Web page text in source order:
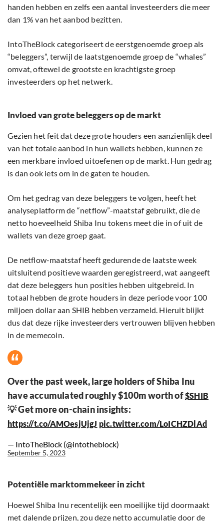
handen hebben en zelfs een aantal investeerders die meer
dan 1% van het aanbod bezitten.
IntoTheBlock categoriseert de eerstgenoemde groep als
“beleggers”, terwijl de laatstgenoemde groep de “whales”
omvat, oftewel de grootste en krachtigste groep
investeerders op het netwerk.
Invloed van grote beleggers op de markt
Gezien het feit dat deze grote houders een aanzienlijk deel
van het totale aanbod in hun wallets hebben, kunnen ze
een merkbare invloed uitoefenen op de markt. Hun gedrag
is dan ook iets om in de gaten te houden.
Om het gedrag van deze beleggers te volgen, heeft het
analyseplatform de “netflow”-maatstaf gebruikt, die de
netto hoeveelheid Shiba Inu tokens meet die in of uit de
wallets van deze groep gaat.
De netflow-maatstaf heeft gedurende de laatste week
uitsluitend positieve waarden geregistreerd, wat aangeeft
dat deze beleggers hun posities hebben uitgebreid. In
totaal hebben de grote houders in deze periode voor 100
miljoen dollar aan SHIB hebben verzameld. Hieruit blijkt
dus dat deze rijke investeerders vertrouwen blijven hebben
in de memecoin.
Over the past week, large holders of Shiba Inu
have accumulated roughly $100m worth of$SHIB
💡 Get more on-chain insights:
https://t.co/AMOesjUjgJ pic.twitter.com/LoICHZDlAd
— IntoTheBlock (@intotheblock)
September 5, 2023
Potentiële marktommekeer in zicht
Hoewel Shiba Inu recentelijk een moeilijke tijd doormaakt
met dalende prijzen, zou deze netto accumulatie door de